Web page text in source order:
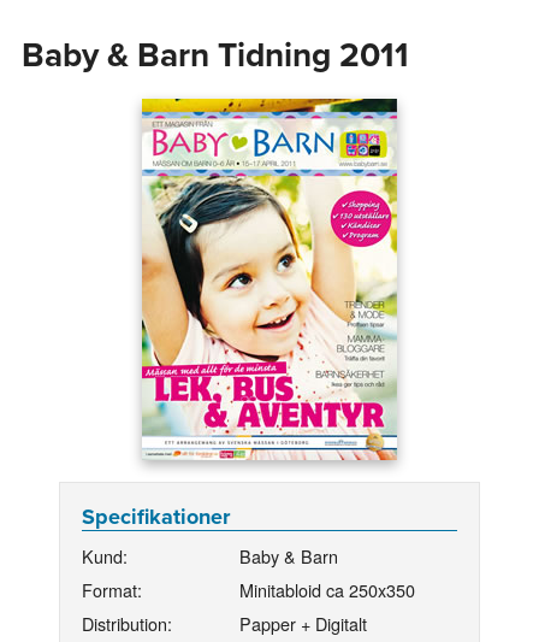
Baby & Barn Tidning 2011
Specifikationer
Kund:
Baby & Barn
Format:
Minitabloid ca 250x350
Distribution:
Papper + Digitalt